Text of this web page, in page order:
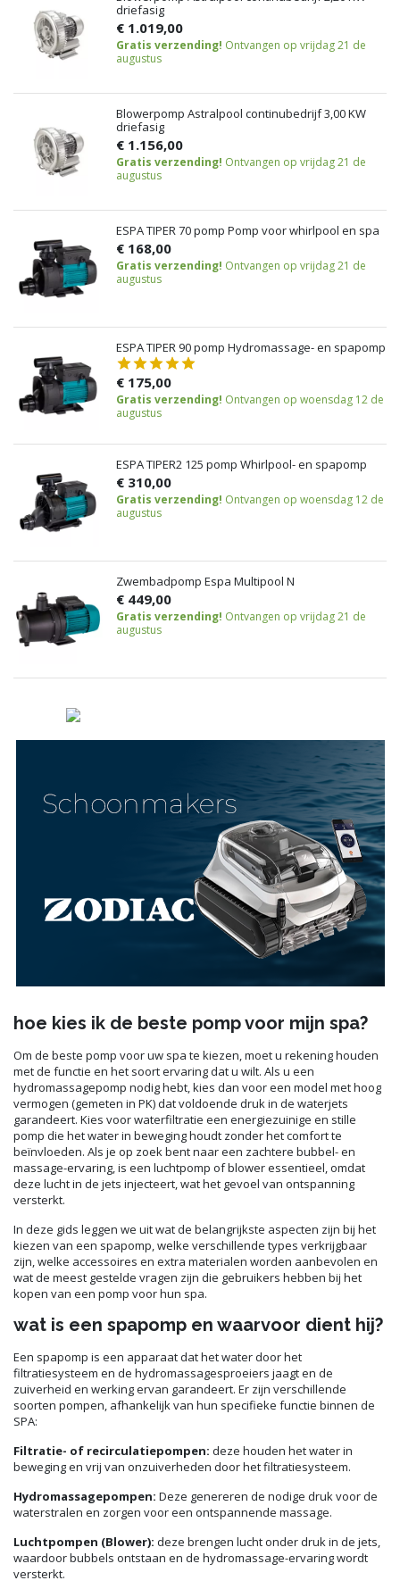
driefasig
€ 1.019,00
Gratis verzending! Ontvangen op vrijdag 21 de
augustus
Blowerpomp Astralpool continubedrijf 3,00 KW
driefasig
€ 1.156,00
Gratis verzending! Ontvangen op vrijdag 21 de
augustus
ESPA TIPER 70 pomp Pomp voor whirlpool en spa
€ 168,00
Gratis verzending! Ontvangen op vrijdag 21 de
augustus
ESPA TIPER 90 pomp Hydromassage- en spapomp
€ 175,00
Gratis verzending! Ontvangen op woensdag 12 de
augustus
ESPA TIPER2 125 pomp Whirlpool- en spapomp
€ 310,00
Gratis verzending! Ontvangen op woensdag 12 de
augustus
Zwembadpomp Espa Multipool N
€ 449,00
Gratis verzending! Ontvangen op vrijdag 21 de
augustus
hoe kies ik de beste pomp voor mijn spa?
Om de beste pomp voor uw spa te kiezen, moet u rekening houden
met de functie en het soort ervaring dat u wilt. Als u een
hydromassagepomp nodig hebt, kies dan voor een model met hoog
vermogen (gemeten in PK) dat voldoende druk in de waterjets
garandeert. Kies voor waterfiltratie een energiezuinige en stille
pomp die het water in beweging houdt zonder het comfort te
beïnvloeden. Als je op zoek bent naar een zachtere bubbel- en
massage-ervaring, is een luchtpomp of blower essentieel, omdat
deze lucht in de jets injecteert, wat het gevoel van ontspanning
versterkt.
In deze gids leggen we uit wat de belangrijkste aspecten zijn bij het
kiezen van een spapomp, welke verschillende types verkrijgbaar
zijn, welke accessoires en extra materialen worden aanbevolen en
wat de meest gestelde vragen zijn die gebruikers hebben bij het
kopen van een pomp voor hun spa.
wat is een spapomp en waarvoor dient hij?
Een spapomp is een apparaat dat het water door het
filtratiesysteem en de hydromassagesproeiers jaagt en de
zuiverheid en werking ervan garandeert. Er zijn verschillende
soorten pompen, afhankelijk van hun specifieke functie binnen de
SPA:
Filtratie- of recirculatiepompen: deze houden het water in
beweging en vrij van onzuiverheden door het filtratiesysteem.
Hydromassagepompen: Deze genereren de nodige druk voor de
waterstralen en zorgen voor een ontspannende massage.
Luchtpompen (Blower): deze brengen lucht onder druk in de jets,
waardoor bubbels ontstaan en de hydromassage-ervaring wordt
versterkt.